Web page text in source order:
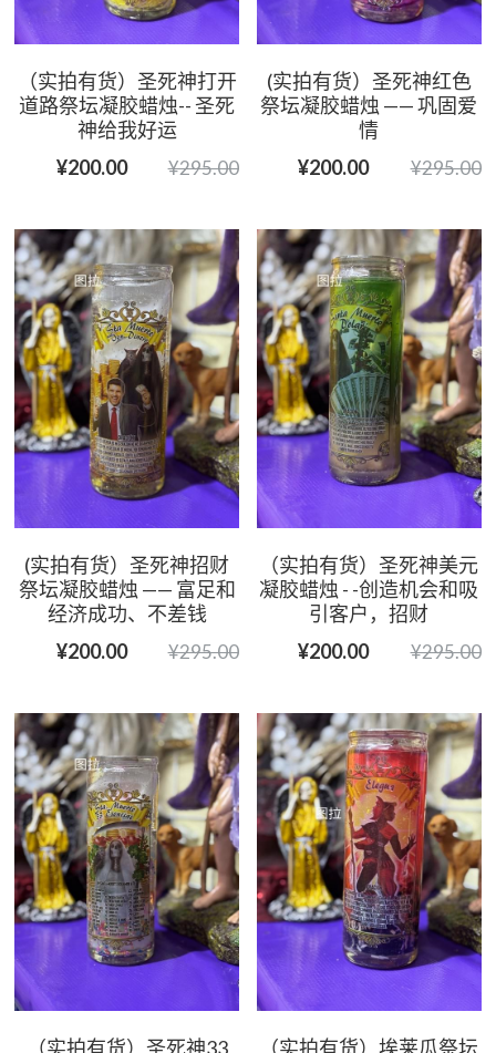
（实拍有货）圣死神打开
道路祭坛凝胶蜡烛-- 圣死
神给我好运
¥200.00
¥295.00
(实拍有货）圣死神红色
祭坛凝胶蜡烛 —— 巩固爱
情
¥200.00
¥295.00
(实拍有货）圣死神招财
祭坛凝胶蜡烛 —— 富足和
经济成功、不差钱
¥200.00
¥295.00
（实拍有货）圣死神美元
凝胶蜡烛 - -创造机会和吸
引客户，招财
¥200.00
¥295.00
（实拍有货）圣死神33
（实拍有货）埃莱瓜祭坛